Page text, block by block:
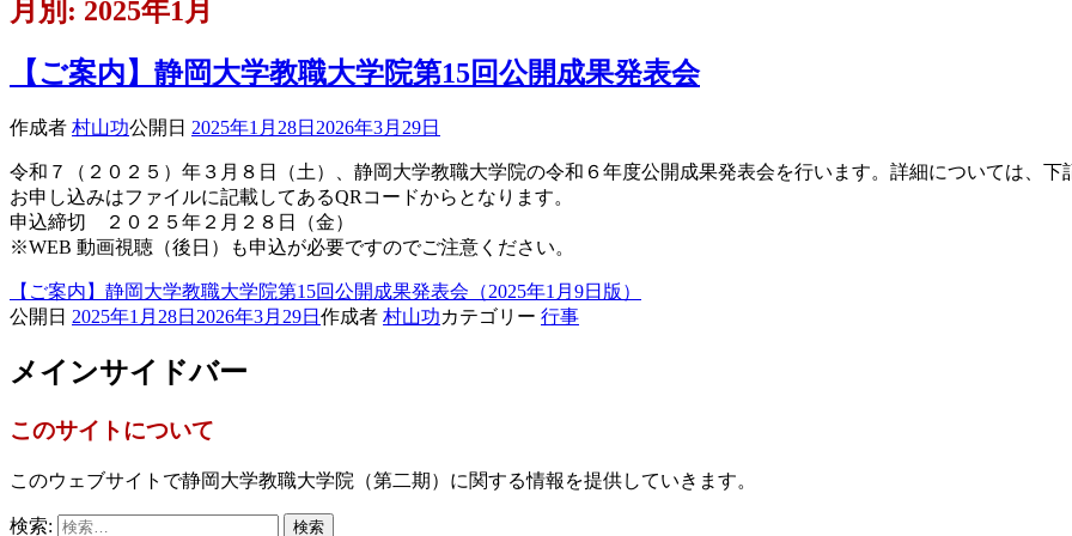
月別: 2025年1月
【ご案内】静岡大学教職大学院第15回公開成果発表会
作成者 村山功公開日 2025年1月28日 2026年3月29日
令和７（２０２５）年３月８日（土）、静岡大学教職大学院の令和６年度公開成果発表会を行います。詳細については、下
お申し込みはファイルに記載してあるQRコードからとなります。
申込締切 ２０２５年２月２８日（金）
※WEB 動画視聴（後日）も申込が必要ですのでご注意ください。
【ご案内】静岡大学教職大学院第15回公開成果発表会（2025年1月9日版）
公開日 2025年1月28日 2026年3月29日 作成者 村山功カテゴリー 行事
メインサイドバー
このサイトについて
このウェブサイトで静岡大学教職大学院（第二期）に関する情報を提供していきます。
検索: